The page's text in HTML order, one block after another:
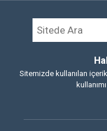
Sitemizde kullanılan